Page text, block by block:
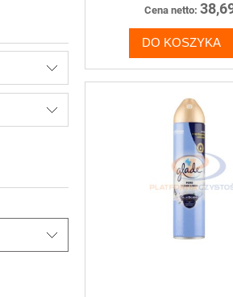
Cena netto:
DO KOSZYKA